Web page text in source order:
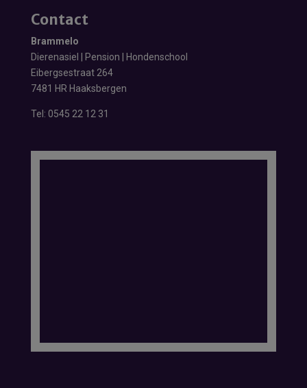
Contact
Brammelo
Dierenasiel | Pension | Hondenschool
Eibergsestraat 264
7481 HR Haaksbergen
Tel: 0545 22 12 31